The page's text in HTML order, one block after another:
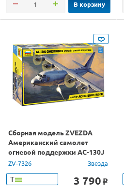
В корзину
Сборная модель ZVEZDA
Американский самолет
огневой поддержки АС-130J
Ghostrider, 1/72
ZV-7326 Звезда
Т 3 790 o